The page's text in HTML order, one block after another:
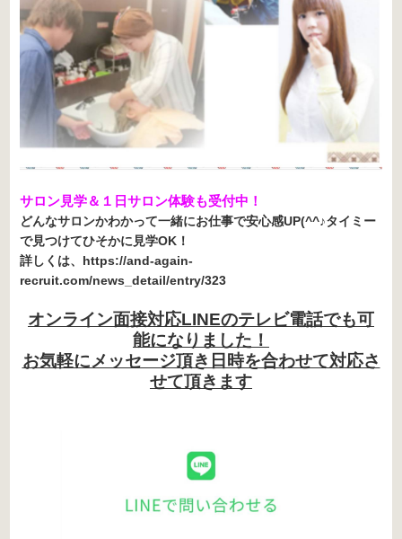
サロン見学＆１日サロン体験も受付中！
どんなサロンかわかって一緒にお仕事で安心感UP(^^♪タイミー
で見つけてひそかに見学OK！
詳しくは、https://and-again-
recruit.com/news_detail/entry/323
オンライン面接対応LINEのテレビ電話でも可
能になりました！
お気軽にメッセージ頂き日時を合わせて対応さ
せて頂きます